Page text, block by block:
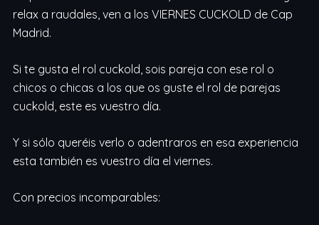
relax a raudales, ven a los VIERNES CUCKOLD de Cap
Madrid.
Si te gusta el rol cuckold, sois pareja con ese rol o
chicos o chicas a los que os guste el rol de parejas
cuckold, este es vuestro día.
Y si sólo queréis verlo o adentraros en esa experiencia
esta también es vuestro día el viernes.
Con precios incomparables: